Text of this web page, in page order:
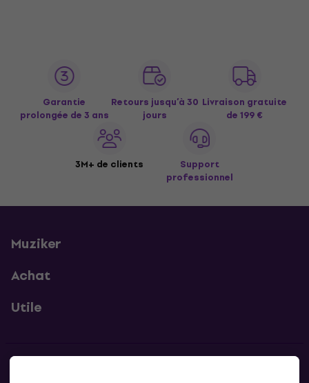
Garantie
prolongée de 3 ans
Retours jusqu’à 30
jours
Livraison gratuite
de 199 €
3M+ de clients
Support
professionnel
Muziker
Achat
Utile